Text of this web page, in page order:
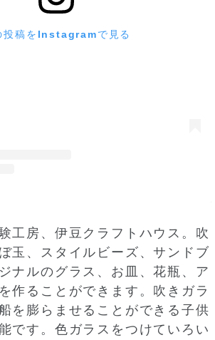
投稿をInstagramで見る
工房、伊豆クラフトハウス。吹
玉、スタイルビーズ、サンドブ
ナルのグラス、お皿、花瓶、ア
作ることができます。吹きガラ
を膨らませることができる子供
です。色ガラスをつけていろい